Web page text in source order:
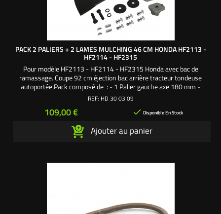
PACK 2 PALIERS + 2 LAMES MULCHING 46 CM HONDA HF2113 -
HF2114 - HF2315
Pour modèle HF2113 - HF2114 - HF2315 Honda avec bac de
ramassage. Coupe 92 cm éjection bac arrière tracteur tondeuse
autoportée.Pack composé de : - 1 Palier gauche axe 180 mm -
1 Palier droit axe 180 mm - 1 Lame gauche mulching 46 cm - 1
38 mm pas à gauche - 1 Vis de lame 38 mm pas à...
REF: HD 30 03 09
Prix
109,00 €  Disponible En Stock
Ajouter au panier